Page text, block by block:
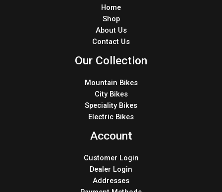
Home
Shop
About Us
Contact Us
Our Collection
Mountain Bikes
City Bikes
Speciality Bikes
Electric Bikes
Account
Customer Login
Dealer Login
Addresses